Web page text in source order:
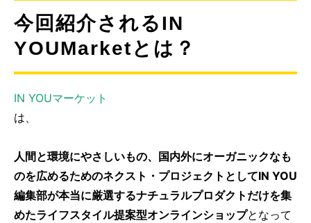
今回紹介されるIN
YOUMarketとは？
IN YOUマーケット
は、
人間と環境にやさしいもの、国内外にオーガニックなも
のを広めるためのネクスト・プロジェクトとしてIN YOU
編集部が本当に厳選するナチュラルプロダクトだけを集
めたライフスタイル提案型オンラインショップとなって